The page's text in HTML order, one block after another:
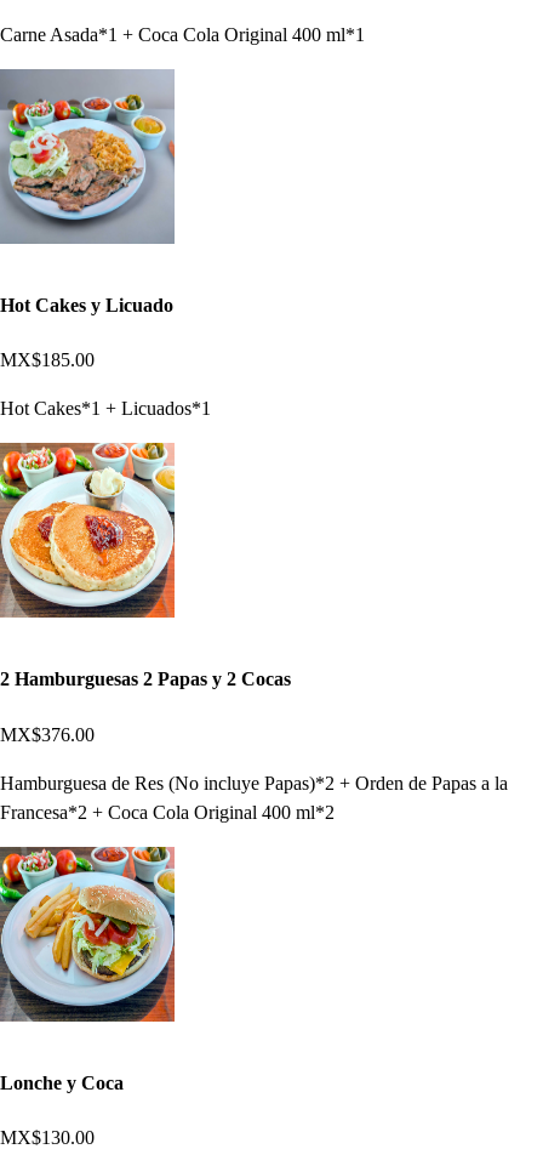
Carne Asada*1 + Coca Cola Original 400 ml*1
Hot Cakes y Licuado
MX$185.00
Hot Cakes*1 + Licuados*1
2 Hamburguesas 2 Papas y 2 Cocas
MX$376.00
Hamburguesa de Res (No incluye Papas)*2 + Orden de Papas a la
Francesa*2 + Coca Cola Original 400 ml*2
Lonche y Coca
MX$130.00